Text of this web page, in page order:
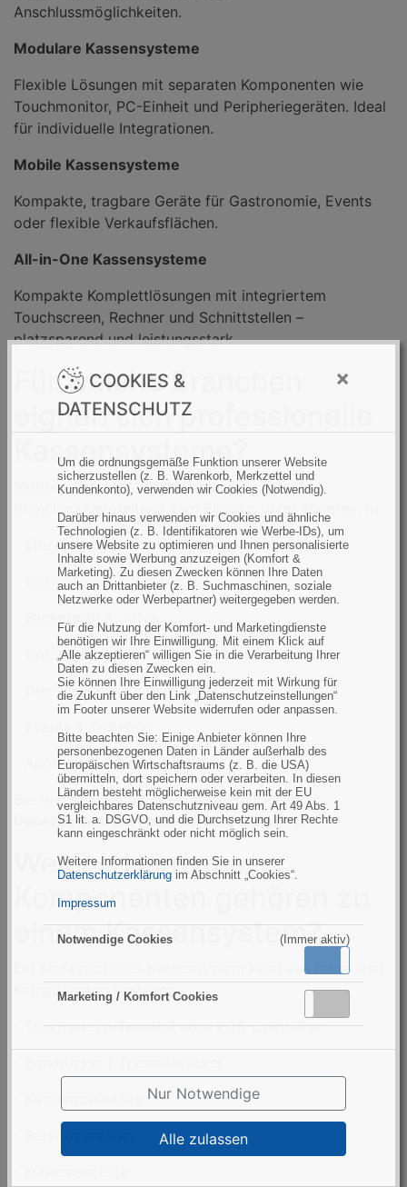
COOKIES &
DATENSCHUTZ
×
Um die ordnungsgemäße Funktion unserer Website
sicherzustellen (z. B. Warenkorb, Merkzettel und
Kundenkonto), verwenden wir Cookies (Notwendig).
Darüber hinaus verwenden wir Cookies und ähnliche
Technologien (z. B. Identifikatoren wie Werbe-IDs), um
unsere Website zu optimieren und Ihnen personalisierte
Inhalte sowie Werbung anzuzeigen (Komfort &
Marketing). Zu diesen Zwecken können Ihre Daten
auch an Drittanbieter (z. B. Suchmaschinen, soziale
Netzwerke oder Werbepartner) weitergegeben werden.
Für die Nutzung der Komfort- und Marketingdienste
benötigen wir Ihre Einwilligung. Mit einem Klick auf
„Alle akzeptieren“ willigen Sie in die Verarbeitung Ihrer
Daten zu diesen Zwecken ein.
Sie können Ihre Einwilligung jederzeit mit Wirkung für
die Zukunft über den Link „Datenschutzeinstellungen“
im Footer unserer Website widerrufen oder anpassen.
Bitte beachten Sie: Einige Anbieter können Ihre
personenbezogenen Daten in Länder außerhalb des
Europäischen Wirtschaftsraums (z. B. die USA)
übermitteln, dort speichern oder verarbeiten. In diesen
Ländern besteht möglicherweise kein mit der EU
vergleichbares Datenschutzniveau gem. Art 49 Abs. 1
S1 lit. a. DSGVO, und die Durchsetzung Ihrer Rechte
kann eingeschränkt oder nicht möglich sein.
Weitere Informationen finden Sie in unserer
Datenschutzerklärung im Abschnitt „Cookies“.
Impressum
Notwendige Cookies (Immer aktiv)
Marketing / Komfort Cookies
Nur Notwendige
Alle zulassen
Anschlussmöglichkeiten.
Modulare Kassensysteme
Flexible Lösungen mit separaten Komponenten wie
Touchmonitor, PC-Einheit und Peripheriegeräten. Ideal
für individuelle Integrationen.
Mobile Kassensysteme
Kompakte, tragbare Geräte für Gastronomie, Events
oder flexible Verkaufsflächen.
All-in-One Kassensysteme
Kompakte Komplettlösungen mit integriertem
Touchscreen, Rechner und Schnittstellen –
platzsparend und leistungsstark.
Für welche Branchen
eignen sich professionelle
Kassensysteme?
Moderne Kassensysteme kommen
- Einzelhandel & Filialketten
- Gastronomie & Hotellerie
- Großhandel
- Dienstleistungsunternehmen
- Apotheken & Fachhandel
Sie sind speziell auf die Anforderungen im
Dauerbetrieb am Point-of-Saleausgelegt.
Welche Hardware-
Komponenten gehören zu
einem Kassensystem?
Ein professionelles Kassensystem kann aus folgenden
Komponenten bestehen:
- Touchscreen-Terminal oder POS-Computer